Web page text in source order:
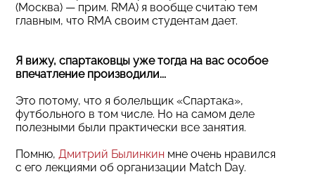
(Москва) — прим. RMA) я вообще считаю тем
главным, что RMA своим студентам дает.
Я вижу, спартаковцы уже тогда на вас особое
впечатление производили...
Это потому, что я болельщик «Спартака»,
футбольного в том числе. Но на самом деле
полезными были практически все занятия.
Помню, Дмитрий Былинкин мне очень нравился
с его лекциями об организации Match Day.